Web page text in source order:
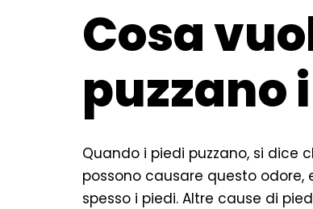
Cosa
puzzano
Quando i piedi puzzano, si dice
possono causare questo
spesso i piedi. Altre cause di